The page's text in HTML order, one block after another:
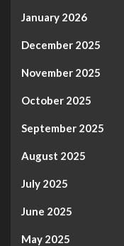
January 2026
December 2025
November 2025
October 2025
September 2025
August 2025
July 2025
June 2025
May 2025